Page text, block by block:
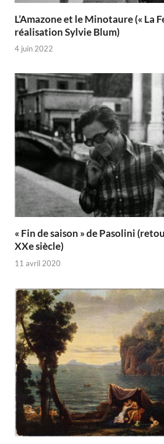
L’Amazone et le Minotaure (« La
réalisation Sylvie Blum)
4 juin 2022
« Fin de saison » de Pasolini
XXe siècle)
11 avril 2020